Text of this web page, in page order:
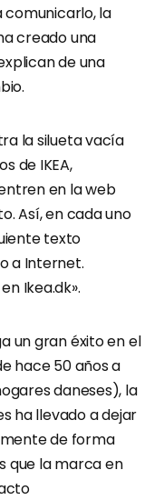
comunicarlo, la
creado una
de una
la silueta vacía
de IKEA,
en la web
Así, en cada uno
texto
a Internet.
Ikea.dk».
un gran éxito en el
hace 50 años a
daneses), la
ha llevado a dejar
de forma
que la marca en